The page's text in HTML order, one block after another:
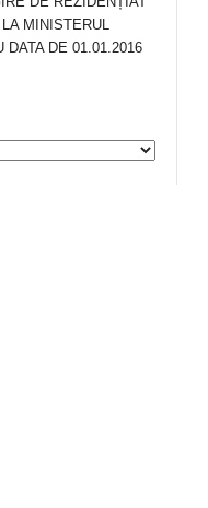
MINISTERUL
DATA DE 01.01.2016